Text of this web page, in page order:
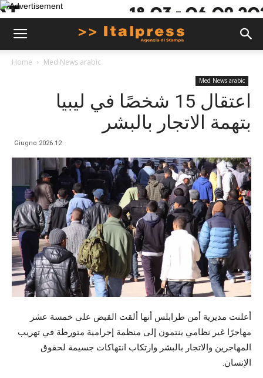
Home Med News arabic
Med News arabic
اعتقال 15 شخصًا في ليبيا
بتهمة الاتجار بالبشر
12 Giugno 2026
أعلنت مديرية أمن طرابلس أنها ألقت القبض على خمسة عشر
مهاجرًا غير نظامي ينتمون إلى منظمة إجرامية متورطة في تهريب
المهاجرين والاتجار بالبشر وارتكاب انتهاكات جسيمة لحقوق
الإنسان.